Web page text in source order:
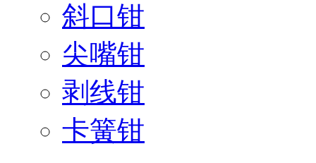
斜口钳
尖嘴钳
剥线钳
卡簧钳